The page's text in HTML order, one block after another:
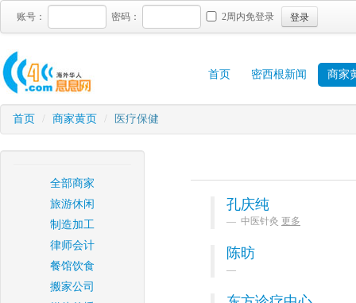
账号： 密码： 2周内免登录 登录
首页 密西根新闻 商家
首页 / 商家黄页 / 医疗保健
全部商家
旅游休闲
制造加工
律师会计
餐馆饮食
搬家公司
孔庆纯
中医针灸 更多
陈昉